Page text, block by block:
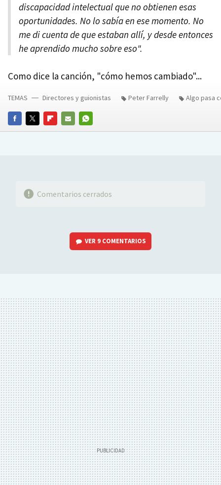
discapacidad intelectual que no obtienen esas
oportunidades. No lo sabía en ese momento. No
me di cuenta de que estaban allí, y desde entonces
he aprendido mucho sobre eso".
Como dice la canción, "cómo hemos cambiado"...
FACEBOOKTWITTERFLIPBOARD
E-
WHATSAPP
TEMAS Directores y guionistas Peter Farrelly Algo pasa
Comentarios cerrados
VER 9 COMENTARIOS